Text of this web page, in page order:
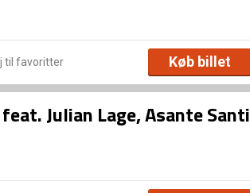
til favoritter Køb billet
Julian Lage, Asante Santi